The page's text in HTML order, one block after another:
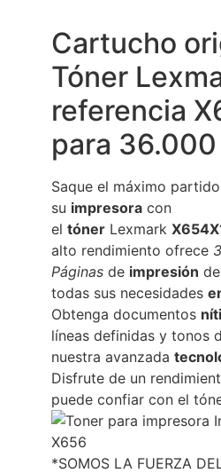
Cartucho
Tóner
referencia
para 36.000
Saque el máximo
su impresora con
el tóner Lexmark
alto rendimiento ofrece
Páginas de impresión
todas sus necesidades
Obtenga documentos
líneas definidas y tonos
nuestra avanzada
Disfrute de un
puede confiar con el
*SOMOS LA FUERZA